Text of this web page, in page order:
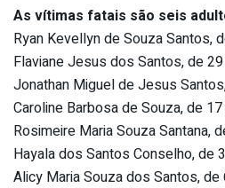
As vítimas fatais são seis
Ryan Kevellyn de Souza Santos,
Flaviane Jesus dos Santos, de
Jonathan Miguel de Jesus
Caroline Barbosa de Souza, de
Rosimeire Maria Souza Santana,
Hayala dos Santos Conselho, de
Alicy Maria Souza dos Santos, de